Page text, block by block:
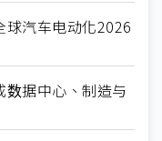
汽车电动化2026
据中心、制造与